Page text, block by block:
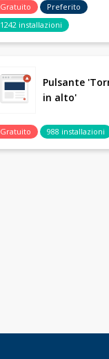
Gratuito
Preferito
1242 installazioni
Pulsante
in alto'
Gratuito 988 installazioni